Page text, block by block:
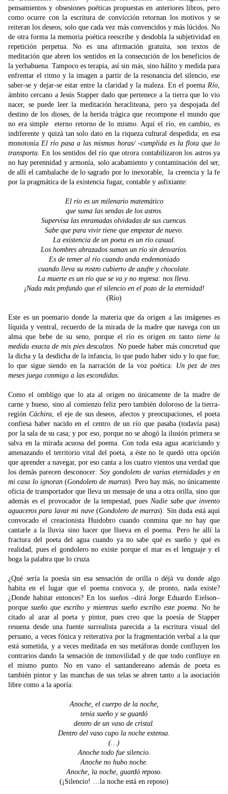
pensamientos y obsesiones poéticas propuestas en anteriores libros, pero
como ocurre con la escritura de convicción retornan los motivos y se
reiteran los deseos, solo que cada vez más convencidos y más lúcidos. No
de otra forma la memoria poética reescribe y desdobla la subjetividad en
repetición perpetua. No es una afirmación gratuita, son textos de
meditación que abren los sentidos en la consecución de los beneficios de
la yerbabuena. Tampoco es terapia, así sin más, sino hálito y medida para
enfrentar el ritmo y la imagen a partir de la resonancia del silencio, ese
saber-se y dejar-se estar entre la claridad y la maleza. En el poema Río,
ámbito cercano a Jesús Stapper dado que pertenece a la tierra que lo vio
nacer, se puede leer la meditación heracliteana, pero ya despojada del
destino de los dioses, de la herida trágica que recompone el mundo que
no era simple eterno retorno de lo mismo. Aquí el río, en cambio, es
indiferente y quizá tan solo dato en la riqueza cultural despedida; en esa
monotoníaEl río pasa a las mismas horas/ -cumplida es la flota que lo
transporta. En los sentidos del río que otrora contabilizaron los astros ya
no hay perennidad y armonía, solo acabamiento y contaminación del ser,
de allí el cambalache de lo sagrado por lo inexorable, la creencia y la fe
por la pragmática de la existencia fugaz, contable y asfixiante:
El río es un milenario matemático
que suma las sendas de los astros.
Supervisa las enramadas olvidadas de sus cuencas.
Sabe que para vivir tiene que empezar de nuevo.
La existencia de un poeta es un río casual.
Los hombres abrazados suman un río sin desvaríos.
Es de temer al río cuando anda endemoniado
cuando lleva su rostro cubierto de azufre y chocolate.
La muerte es un río que se va y no regresa: nos lleva.
¡Nada más profundo que el silencio en el pozo de la eternidad!
(Río)
Este es un poemario donde la materia que da origen a las imágenes es
líquida y ventral, recuerdo de la mirada de la madre que navega con un
alma que bebe de su seno, porque el río es origen en tanto tiene la
medida exacta de mis pies descalzos. No puede haber más concretud que
la dicha y la desdicha de la infancia, lo que pudo haber sido y lo que fue;
lo que sigue siendo en la narración de la voz poética: Un pez de tres
meses juega conmigo a las escondidas.
Como el ombligo que lo ata al origen no únicamente de la madre de
carne y hueso, sino al comienzo feliz pero también doloroso de la tierra-
regiónCáchira, el eje de sus deseos, afectos y preocupaciones, el poeta
confiesa haber nacido en el centro de un río que pasaba (todavía pasa)
por la sala de su casa; y por eso, porque no se ahogó la ilusión primera se
salva en la mirada acuosa del poema. Con toda esta agua acariciando y
amenazando el territorio vital del poeta, a éste no le quedó otra opción
que aprender a navegar, por eso canta a los cuatro vientos una verdad que
los demás parecen desconocer: Soy gondolero de varias eternidades y en
mi casa lo ignoran(Gondolero de marras). Pero hay más, no únicamente
oficia de transportador que lleva un mensaje de una a otra orilla, sino que
además es el provocador de la tempestad, pues Nadie sabe que invento
aguaceros para lavar mi nave(Gondolero de marras). Sin duda está aquí
convocado el creacionista Huidobro cuando conmina que no hay que
cantarle a la lluvia sino hacer que llueva en el poema. Pero he allí la
fractura del poeta del agua cuando ya no sabe qué es sueño y qué es
realidad, pues el gondolero no existe porque el mar es el lenguaje y el
boga la palabra que lo cruza.
¿Qué sería la poesía sin esa sensación de orilla o déjà vu donde algo
habita en el lugar que el poema convoca y, de pronto, nada existe?
¿Donde habitar entonces? En los sueños –dirá Jorge Eduardo Eielson–
porquesueño que escribo y mientras sueño escribo este poema. No he
citado al azar al poeta y pintor, pues creo que la poesía de Stapper
resuena desde una fuente surrealista parecida a la escritura visual del
peruano, a veces fónica y reiterativa por la fragmentación verbal a la que
está sometida, y a veces meditada en sus metáforas donde confluyen los
contrarios dando la sensación de inmovilidad y de que todo confluye en
el mismo punto. No en vano el santandereano además de poeta es
también pintor y las manchas de sus telas se abren tanto a la asociación
libre como a la aporía:
Anoche, el cuerpo de la noche,
tenía sueño y se guardó
dentro de un vaso de cristal.
Dentro del vaso cupo la noche extensa.
(…)
Anoche todo fue silencio.
Anoche no hubo noche.
Anoche, la noche, guardó reposo.
(¡Silencio! …la noche está en reposo)